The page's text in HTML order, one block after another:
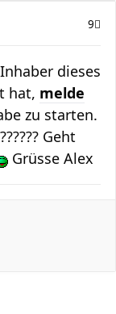
9
dieses
hat, melde
zu starten.
Geht
Grüsse Alex